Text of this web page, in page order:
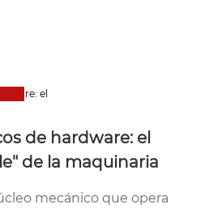
de hardware: el
de la maquinaria
mecánico que opera